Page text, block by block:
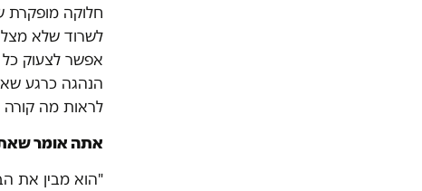
חלוקה מופקרת
לשרוד שלא
אפשר לצעוק כל
הנהגה כרגע
לראות מה קורה
אתה אומר
"הוא מבין את